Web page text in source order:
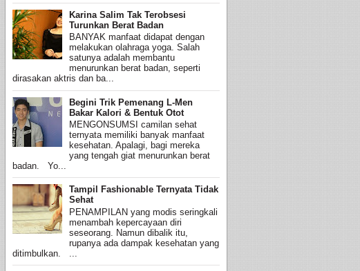
Karina Salim Tak Terobsesi
Turunkan Berat Badan
BANYAK manfaat didapat dengan
melakukan olahraga yoga. Salah
satunya adalah membantu
menurunkan berat badan, seperti
dirasakan aktris dan ba...
Begini Trik Pemenang L-Men
Bakar Kalori & Bentuk Otot
MENGONSUMSI camilan sehat
ternyata memiliki banyak manfaat
kesehatan. Apalagi, bagi mereka
yang tengah giat menurunkan berat
badan. Yo...
Tampil Fashionable Ternyata Tidak
Sehat
PENAMPILAN yang modis seringkali
menambah kepercayaan diri
seseorang. Namun dibalik itu,
rupanya ada dampak kesehatan yang
ditimbulkan. ...